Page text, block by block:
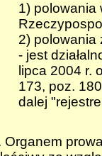
1) polowania
2) polowania
- jest
lipca 2004 r.
173, poz.
dalej
Organem